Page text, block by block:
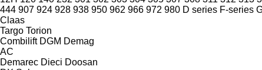
444 907 924 928 938 950 962 966 972 980 D series F-series
Claas
Targo Torion
Combilift DGM Demag
AC
Demarec Dieci Doosan